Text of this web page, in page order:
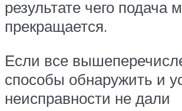
результате чего подача
прекращается.
Если все
способы обнаружить и
неисправности не дали